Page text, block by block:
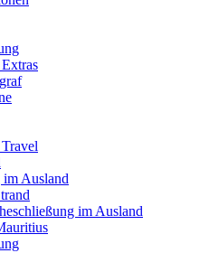
im Ausland
im Ausland